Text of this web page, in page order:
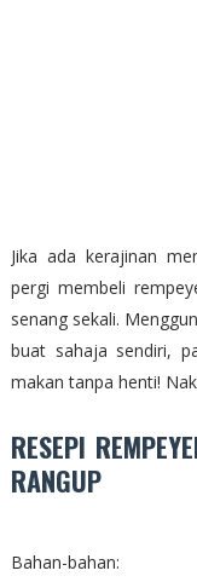
Jika ada kerajinan
pergi membeli
senang sekali.
buat sahaja sendiri,
makan tanpa henti!
RESEPI
RANGUP
Bahan-bahan: